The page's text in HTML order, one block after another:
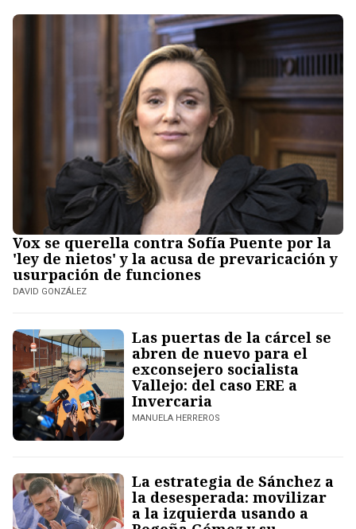
Vox se querella contra Sofía Puente por la
'ley de nietos' y la acusa de prevaricación y
usurpación de funciones
DAVID GONZÁLEZ
Las puertas de la cárcel se
abren de nuevo para el
exconsejero socialista
Vallejo: del caso ERE a
Invercaria
MANUELA HERREROS
La estrategia de Sánchez a
la desesperada: movilizar
a la izquierda usando a